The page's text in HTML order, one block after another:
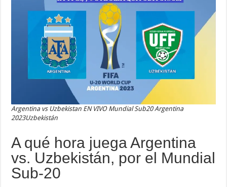
Argentina vs Uzbekistan EN VIVO Mundial Sub20 Argentina
2023Uzbekistán
A qué hora juega Argentina
vs. Uzbekistán, por el Mundial
Sub-20